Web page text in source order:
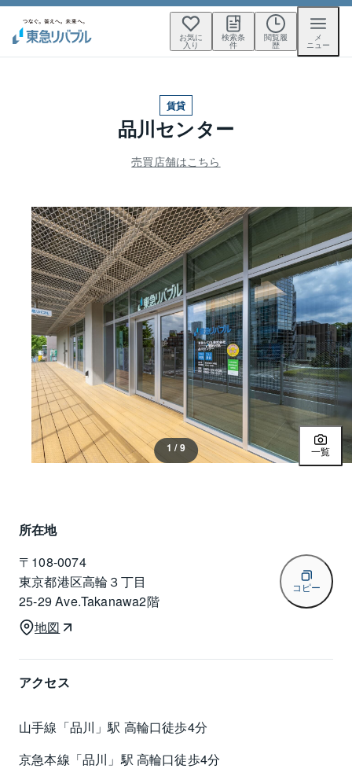
お気に
入り
検索条
件
閲覧履
歴
メ
ニュー
賃貸
品川センター
売買店舗はこちら
1 / 9 一覧
所在地
〒 108-0074
東京都港区高輪３丁目
25-29 Ave.Takanawa2階
コピー
地図
アクセス
山手線「品川」駅 高輪口徒歩4分
京急本線「品川」駅 高輪口徒歩4分